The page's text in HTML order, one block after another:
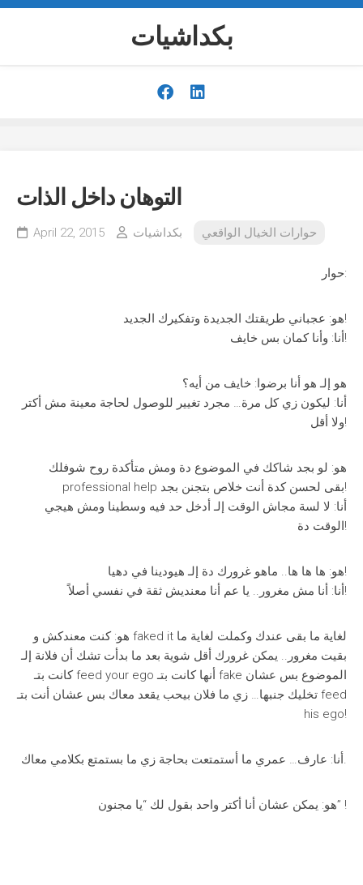
Skip
بكداشيات
التوهان داخل الذات
April 22, 2015 بكداشيات حوارات الخيال الواقعي
حوار:
هو: عجباني طريقتك الجديدة وتفكيرك الجديد!
أنا: وأنا كمان بس خايف!
هو إلـ هو أنا برضوا: خايف من أيه؟
أنا: ليكون زي كل مرة… مجرد تغيير للوصول لحاجة معينة مش أكتر
ولا أقل!
هو: لو بجد شاكك في الموضوع دة ومش متأكدة روح شوفلك
professional help بقى لحسن كدة أنت خلاص بتجنن بجد!
أنا: لا لسة مجاش الوقت إلـ أدخل حد فيه وسطينا ومش هيجي
الوقت دة!
هو: ها ها ها.. ماهو غرورك دة إلـ هيودينا في دهيا!
أنا: أنا مش مغرور.. يا عم أنا معنديش ثقة في نفسي أصلاً!
هو: كنت معندكش و faked it لغاية ما بقى عندك وكملت لغاية ما
بقيت مغرور.. يمكن غرورك أقل شوية بعد ما بدأت تشك أن فلانة إلـ
كانت بتـ feed your ego أنها كانت بتـ fake الموضوع بس عشان
تخليك جنبها… زي ما فلان بيحب يقعد معاك بس عشان أنت بتـ feed
his ego!
أنا: عارف… عمري ما أستمتعت بحاجة زي ما بستمتع بكلامي معاك.
هو: يمكن عشان أنا أكتر واحد بقول لك “يا مجنون” !